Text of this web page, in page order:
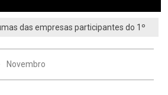
das empresas participantes do 1º
Novembro